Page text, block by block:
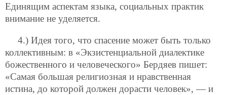
Единящим аспектам языка, социальных практик
внимание не уделяется.
4.) Идея того, что спасение может быть только
коллективным: в «Экзистенциальной диалектике
божественного и человеческого» Бердяев пишет:
«Самая большая религиозная и нравственная
истина, до которой должен дорасти человек», — и